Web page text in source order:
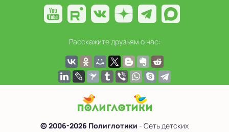
Расскажите друзьям о нас:
© 2006-2026 Полиглотики - Сеть детских